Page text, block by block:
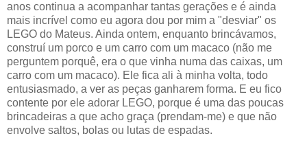
anos continua a acompanhar tantas gerações e é ainda
mais incrível como eu agora dou por mim a "desviar" os
LEGO do Mateus. Ainda ontem, enquanto brincávamos,
construí um porco e um carro com um macaco (não me
perguntem porquê, era o que vinha numa das caixas, um
carro com um macaco). Ele fica ali à minha volta, todo
entusiasmado, a ver as peças ganharem forma. E eu fico
contente por ele adorar LEGO, porque é uma das poucas
brincadeiras a que acho graça (prendam-me) e que não
envolve saltos, bolas ou lutas de espadas.